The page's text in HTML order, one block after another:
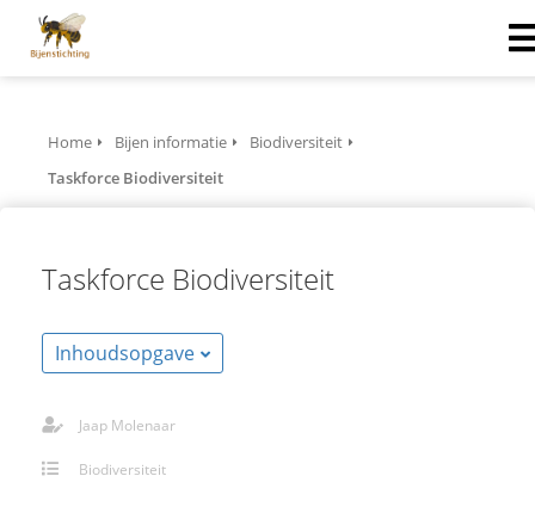
Home Bijen informatie
Biodiversiteit
Taskforce Biodiversiteit
Taskforce Biodiversiteit
Inhoudsopgave
Jaap Molenaar
Biodiversiteit